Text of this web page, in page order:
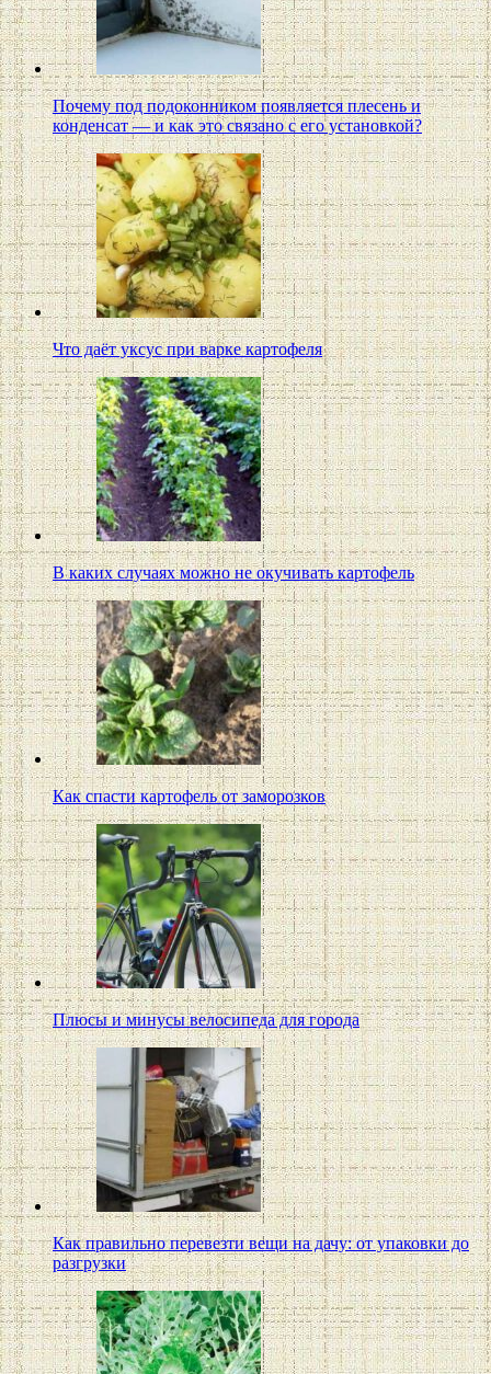
Почему под подоконником появляется плесень и
конденсат — и как это связано с его установкой?
Что даёт уксус при варке картофеля
В каких случаях можно не окучивать картофель
Как спасти картофель от заморозков
Плюсы и минусы велосипеда для города
Как правильно перевезти вещи на дачу: от упаковки до
разгрузки